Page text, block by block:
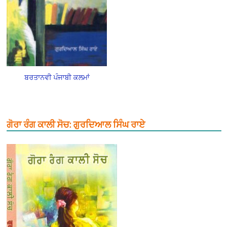
ਬਰਤਾਨਵੀ ਪੰਜਾਬੀ ਕਲਮਾਂ
ਗੋਰਾ ਰੰਗ ਕਾਲੀ ਸੋਚ: ਗੁਰਦਿਆਲ ਸਿੰਘ ਰਾਏ